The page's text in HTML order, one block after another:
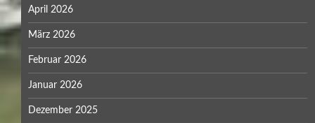
April 2026
März 2026
Februar 2026
Januar 2026
Dezember 2025